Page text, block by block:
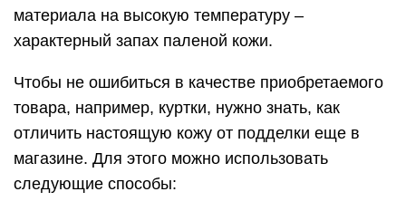
материала на высокую температуру –
характерный запах паленой кожи.
Чтобы не ошибиться в качестве приобретаемого
товара, например, куртки, нужно знать, как
отличить настоящую кожу от подделки еще в
магазине. Для этого можно использовать
следующие способы: